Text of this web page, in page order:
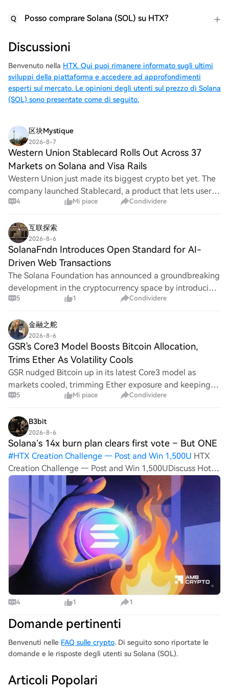
Q Posso comprare Solana (SOL) su HTX?
Discussioni
Benvenuto nella HTX. Qui puoi rimanere informato sugli ultimi
sviluppi della piattaforma e accedere ad approfondimenti
esperti sul mercato. Le opinioni degli utenti sul prezzo di Solana
(SOL) sono presentate come di seguito.
区块Mystique
2026-8-7
Western Union Stablecard Rolls Out Across 37
Markets on Solana and Visa Rails
Western Union just made its biggest crypto bet yet. The
company launched Stablecard, a product that lets users
receive, hold,… Read the original on Western Union
4 Mi piace Condividere
互联探索
2026-8-6
SolanaFndn Introduces Open Standard for AI-
Driven Web Transactions
The Solana Foundation has announced a groundbreaking
development in the cryptocurrency space by introducing
an open standard for AI agents. This new standard allows
5 1 Condividere
金融之舵
2026-8-6
GSR's Core3 Model Boosts Bitcoin Allocation,
Trims Ether As Volatility Cools
GSR nudged Bitcoin up in its latest Core3 model as
markets cooled, trimming Ether exposure and keeping
Solana sizable despite its steep losses. What changed -
5 Mi piace Condividere
B3bit
2026-8-6
Solana’s 14x burn plan clears first vote – But ONE
#HTX Creation Challenge — Post and Win 1,500U HTX
Creation Challenge — Post and Win 1,500UDiscuss Hot
Assets , Enter the Lucky DrawHTX Refer And Earn
Solana’s 14x burn plan clears first vote – But ONE hurdle
remains Solana’s supply reduction prop
4 1 1
Domande pertinenti
Benvenuti nelle FAQ sulle crypto. Di seguito sono riportate le
domande e le risposte degli utenti su Solana (SOL).
Articoli Popolari